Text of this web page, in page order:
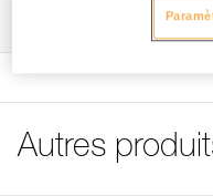
Conditionnement :
Garantie : 3 ans
Autres